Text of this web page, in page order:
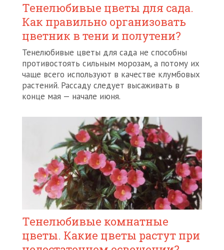
Тенелюбивые цветы для сада.
Как правильно организовать
цветник в тени и полутени?
Тенелюбивые цветы для сада не способны
противостоять сильным морозам, а потому их
чаще всего используют в качестве клумбовых
растений. Рассаду следует высаживать в
конце мая — начале июня.
Тенелюбивые комнатные
цветы. Какие цветы растут при